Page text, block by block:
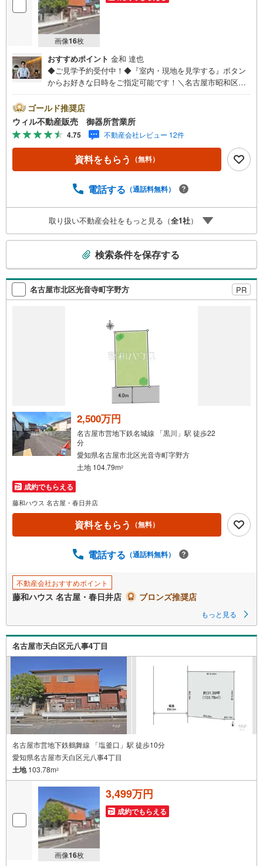
画像16枚
おすすめポイント 金和 達也
◆ご見学予約受付中！◆『室内・現地を見学する』ボタン
からお好きな日時をご指定可能です！＼名古屋市昭和区、
名古屋市昭和区、天白区の直接のご売却依頼を数多くいた
だいている不動産仲介会社です。ネット上で分かる立地環
境はもちろん、過去にお任せいただいたお客様に現地の生
の声をもとに住戸環境を提案致します。＼平日のお住まい
探しの方へ/弊社では平日にご内覧・契約など平日にお住ま
い探しをされるお客様にサービスをご用意しています。＼
ています。事前にご予約頂きましたら営業時間外でのご内
ある方へ/不動産業者間で不動産情報が共有されているの
で、名古屋市全域や、その他隣接エリアでもご内覧が可能
です！ 【御器所営業所】○地下鉄桜通線、鶴舞線「御器
日ございません
ゴールド推奨店
ウィル不動産販売 御器所営業所
4.75 不動産会社レビュー 12件
資料をもらう （無料）
電話する （通話料無料）
取り扱い不動産会社をもっと見る（全1社）
検
索
条
る
・
条
件
マ
イ
ペ
ー
る
検索条件を保存する
名古屋市北区光音寺町字野方 PR
2,500万円
名古屋市営地下鉄名城線 「黒川」駅 徒歩22
分
愛知県名古屋市北区光音寺町字野方
土地 104.79m2
成約でもらえる
藤和ハウス 名古屋・春日井店
資料をもらう （無料）
電話する （通話料無料）
不動産会社おすすめポイント
藤和ハウス 名古屋・春日井店 ブロンズ推奨店
もっと見る
名古屋市天白区元八事4丁目
名古屋市営地下鉄鶴舞線 「塩釜口」駅 徒歩10分
愛知県名古屋市天白区元八事4丁目
土地103.78m2
画像16枚
3,499万円
成約でもらえる